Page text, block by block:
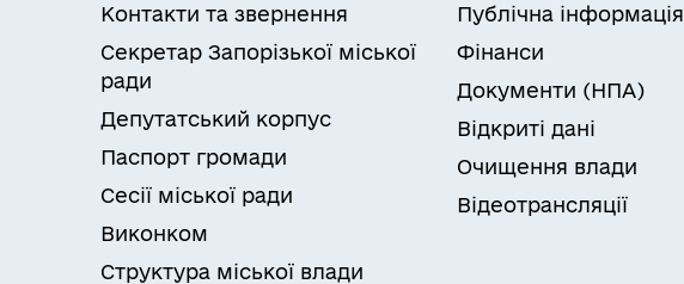
Контакти та звернення
Секретар Запорізької міської
ради
Депутатський корпус
Паспорт громади
Сесії міської ради
Виконком
Структура міської влади
Публічна інформація
Фінанси
Документи (НПА)
Відкриті дані
Очищення влади
Відеотрансляції